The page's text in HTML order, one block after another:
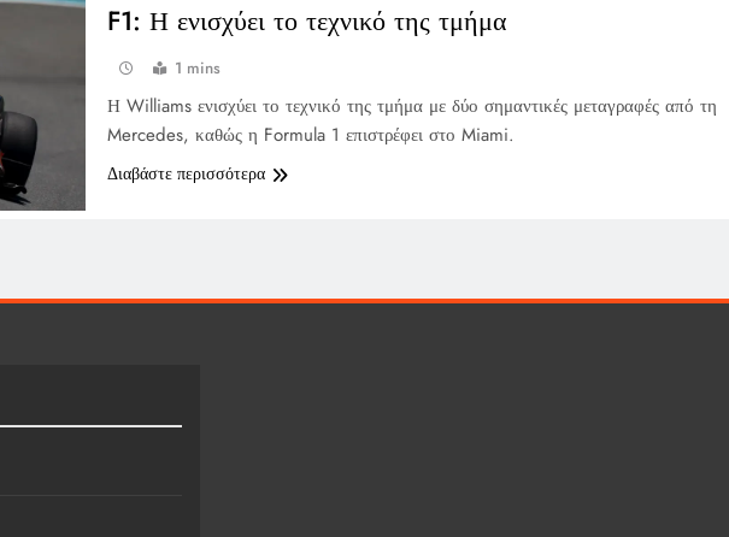
F1: Η ενισχύει το τεχνικό της τμήμα
1 mins
Η Williams ενισχύει το τεχνικό της τμήμα με δύο σημαντικές μεταγραφές από τη
Mercedes, καθώς η Formula 1 επιστρέφει στο Miami.
Διαβάστε περισσότερα